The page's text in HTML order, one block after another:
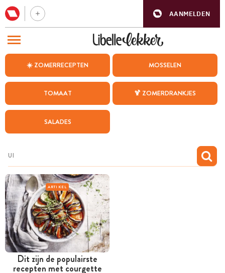
AANMELDEN
☀️ ZOMERRECEPTEN MOSSELEN
TOMAAT 🍹 ZOMERDRANKJES
SALADES
ARTIKEL
Dit zijn de populairste
recepten met courgette
BEZOEK ONZE ANDERE WEBSITES
WEEKMENU
CHAT MET MAIA
MIJN BEWAARDE RECEPTEN